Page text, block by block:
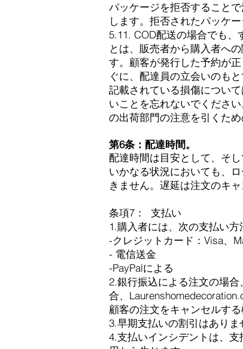
パッケージを拒否すること
します。拒否されたパッケ
5.11. COD配送の場合でも、
とは、販売者から購入者へ
す。顧客が発行した予約が
ぐに、配達員の立会いのも
記載されている損傷につい
いことを忘れないでくださ
の出荷部門の注意を引くた
第6条：配達時間。
配達時間は目安として、そ
いかなる状況においても、
きません。遅延は注文のキ
条項7：
支払い
1.購入者には、次の支払い方
-クレジットカード：Visa、
- 電信送金
-PayPalによる
2.銀行振込による注文の場
合、
顧客の注文をキャンセルする
3.早期支払いの割引はありま
4.支払いインシデントは、